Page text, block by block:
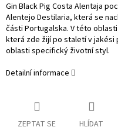
Gin Black Pig Costa Alentaja
Alentejo Destilaria, která se
části Portugalska. V této
která zde žijí po staletí v jakési
oblasti specifický životní styl.
Detailní informace
ZEPTAT SE HLÍDAT